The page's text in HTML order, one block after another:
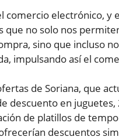
comercio electrónico, y
no solo nos
sino que incluso
impulsando así el
de Soriana, que
descuento en
de platillos de
descuentos